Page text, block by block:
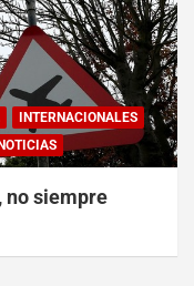
INTERNACIONALES
no siempre